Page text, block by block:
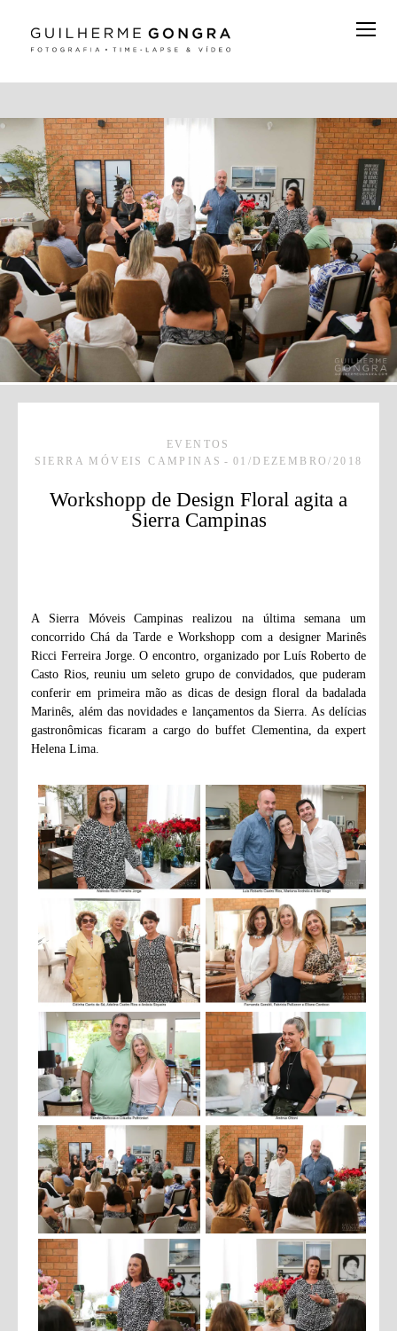
EVENTOS
SIERRA MÓVEIS CAMPINAS
01/DEZEMBRO/2018
Workshopp de Design Floral agita a
Sierra Campinas
A Sierra Móveis Campinas realizou na última semana um
concorrido Chá da Tarde e Workshopp com a designer Marinês
Ricci Ferreira Jorge. O encontro, organizado por Luís Roberto de
Casto Rios, reuniu um seleto grupo de convidados, que puderam
conferir em primeira mão as dicas de design floral da badalada
Marinês, além das novidades e lançamentos da Sierra. As delícias
gastronômicas ficaram a cargo do buffet Clementina, da expert
Helena Lima.